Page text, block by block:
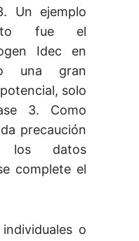
Un ejemplo
fue el
Idec en
una gran
solo
3. Como
precaución
los datos
complete el
o